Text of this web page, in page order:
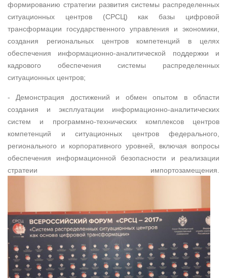
формированию стратегии развития системы распределенных
ситуационных центров (СРСЦ) как базы цифровой
трансформации государственного управления и экономики,
создания региональных центров компетенций в целях
обеспечения информационно-аналитической поддержки и
кадрового обеспечения системы распределенных
ситуационных центров;
- Демонстрация достижений и обмен опытом в области
создания и эксплуатации информационно-аналитических
систем и программно-технических комплексов центров
компетенций и ситуационных центров федерального,
регионального и корпоративного уровней, включая вопросы
обеспечения информационной безопасности и реализации
стратеии импортозамещения.